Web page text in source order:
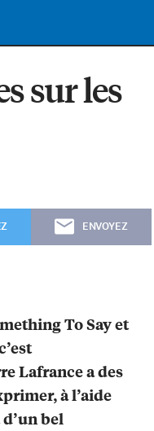
sur les
ENVOYEZ
To Say et
Lafrance a des
à l’aide
bel